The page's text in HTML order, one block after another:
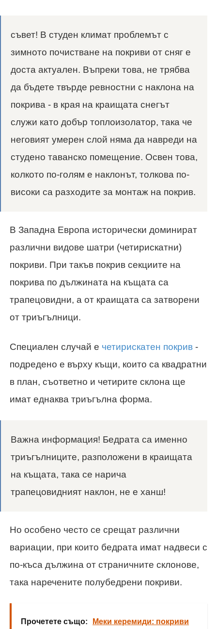
съвет! В студен климат проблемът с
зимното почистване на покриви от сняг е
доста актуален. Въпреки това, не трябва
да бъдете твърде ревностни с наклона на
покрива - в края на краищата снегът
служи като добър топлоизолатор, така че
неговият умерен слой няма да навреди на
студено таванско помещение. Освен това,
колкото по-голям е наклонът, толкова по-
високи са разходите за монтаж на покрив.
В Западна Европа исторически доминират
различни видове шатри (четирискатни)
покриви. При такъв покрив секциите на
покрива по дължината на къщата са
трапецовидни, а от краищата са затворени
от триъгълници.
Специален случай е четирискатен покрив -
подредено е върху къщи, които са квадратни
в план, съответно и четирите склона ще
имат еднаква триъгълна форма.
Важна информация! Бедрата са именно
триъгълниците, разположени в краищата
на къщата, така се нарича
трапецовидният наклон, не е ханш!
Но особено често се срещат различни
вариации, при които бедрата имат надвеси с
по-къса дължина от страничните склонове,
така наречените полубедрени покриви.
Прочетете също: Меки керемиди: покриви